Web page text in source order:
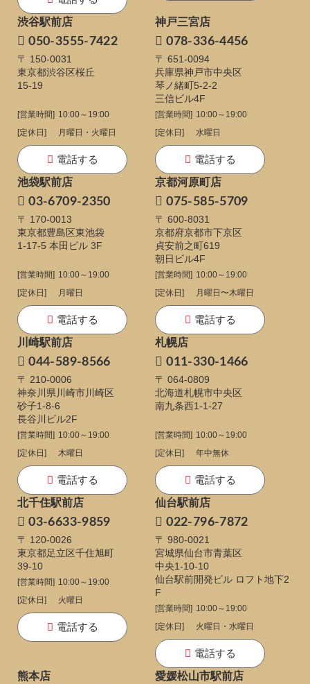
渋谷駅前店
050-3555-7422
〒 150-0031
東京都渋谷区桜丘
15-19
[営業時間] 10:00～19:00
[定休日]
月曜日・火曜日
電話する
神戸三宮店
078-336-4456
〒 651-0094
兵庫県神戸市中央区
琴ノ緒町5-2-2
三信ビル4F
[営業時間] 10:00～19:00
[定休日]
水曜日
電話する
池袋駅前店
03-6709-2350
〒 170-0013
東京都豊島区東池袋
1-17-5 本田ビル 3F
[営業時間] 10:00～19:00
[定休日]
月曜日
電話する
京都河原町店
075-585-5709
〒 600-8031
京都府京都市下京区
貞安前之町619
朝日ビル4F
[営業時間] 10:00～19:00
[定休日]
月曜日〜木曜日
電話する
川崎駅前店
044-589-8566
〒 210-0006
神奈川県川崎市川崎区
砂子1-8-6
長谷川ビル2F
[営業時間] 10:00～19:00
[定休日]
木曜日
電話する
札幌店
011-330-1466
〒 064-0809
北海道札幌市中央区
南九条西1-1-27
[営業時間] 10:00～19:00
[定休日]
年中無休
電話する
北千住駅前店
03-6633-9859
〒 120-0026
東京都足立区千住旭町
39-10
[営業時間] 10:00～19:00
[定休日]
火曜日
電話する
仙台駅前店
022-796-7872
〒 980-0021
宮城県仙台市青葉区
中央1-10-10
仙台駅前開発ビル ロフト地下2
F
[営業時間] 10:00～19:00
[定休日]
火曜日・水曜日
電話する
熊本店
愛媛松山市駅前店